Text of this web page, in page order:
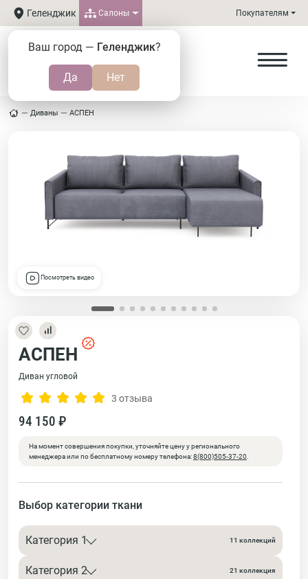
Геленджик
Ваш город — Геленджик?
Салоны Покупателям
Диваны АСПЕН
АСПЕН
Диван угловой
3 отзыва
94 150 ₽
На момент совершения покупки, уточняйте цену у регионального
менеджера или по бесплатному номеру телефона:8(800)505-37-20
Выбор категории ткани
Категория 1 11 коллекций
Категория 2 21 коллекция
Посмотреть видео